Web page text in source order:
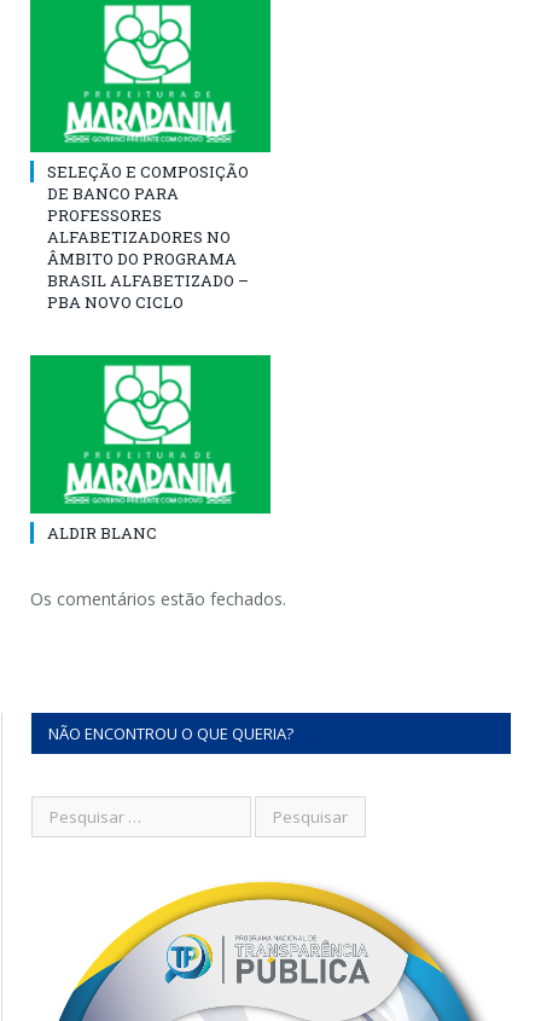
SELEÇÃO E COMPOSIÇÃO
DE BANCO PARA
PROFESSORES
ALFABETIZADORES NO
ÂMBITO DO PROGRAMA
BRASIL ALFABETIZADO –
PBA NOVO CICLO
ALDIR BLANC
Os comentários estão fechados.
NÃO ENCONTROU O QUE QUERIA?